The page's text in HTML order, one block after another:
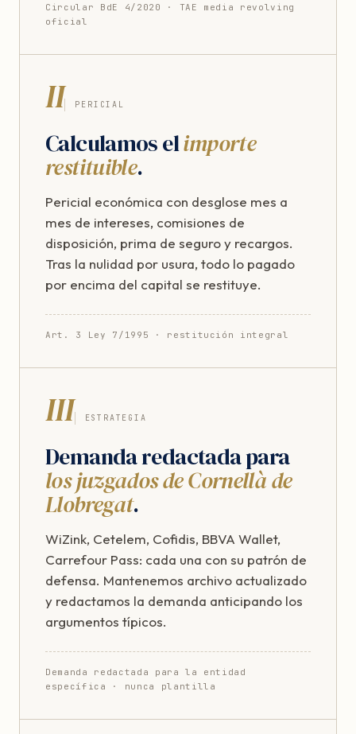
Circular BdE 4/2020 · TAE media revolving
oficial
II PERICIAL
Calculamos elimporte
restituible.
Pericial económica con desglose mes a
mes de intereses, comisiones de
disposición, prima de seguro y recargos.
Tras la nulidad por usura, todo lo pagado
por encima del capital se restituye.
Art. 3 Ley 7/1995 · restitución integral
III ESTRATEGIA
Demanda redactada para
los juzgados de Cornellà de
Llobregat.
WiZink, Cetelem, Cofidis, BBVA Wallet,
Carrefour Pass: cada una con su patrón de
defensa. Mantenemos archivo actualizado
y redactamos la demanda anticipando los
argumentos típicos.
Demanda redactada para la entidad
específica · nunca plantilla